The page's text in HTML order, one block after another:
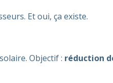
Et oui, ça existe.
Objectif : réduction